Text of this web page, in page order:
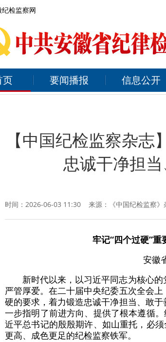
检监察网
页 要闻播报 信息公开
【中国纪检监察杂
忠诚干净担
时间：2026-06-03 11:30 来源： 《中国纪检监察
牢记“四个过硬”
安徽
新时代以来，以习近平同志为核心
严管厚爱。在二十届中央纪委五次全会
硬的要求，着力锻造忠诚干净担当、敢
一步指明了前进方向、提供了根本遵循
近平总书记的殷殷期许、如山重托，必
更高、成色更足的纪检监察铁军。